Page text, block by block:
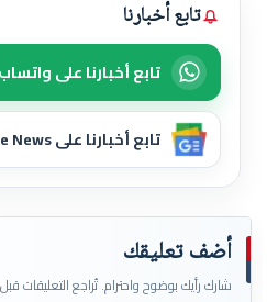
تابع أخبارنا
تابع أخبارنا على واتساب
تابع أخبارنا على Google News
أضف تعليقك
شارك رأيك بوضوح واحترام. تُراجع التعليقات